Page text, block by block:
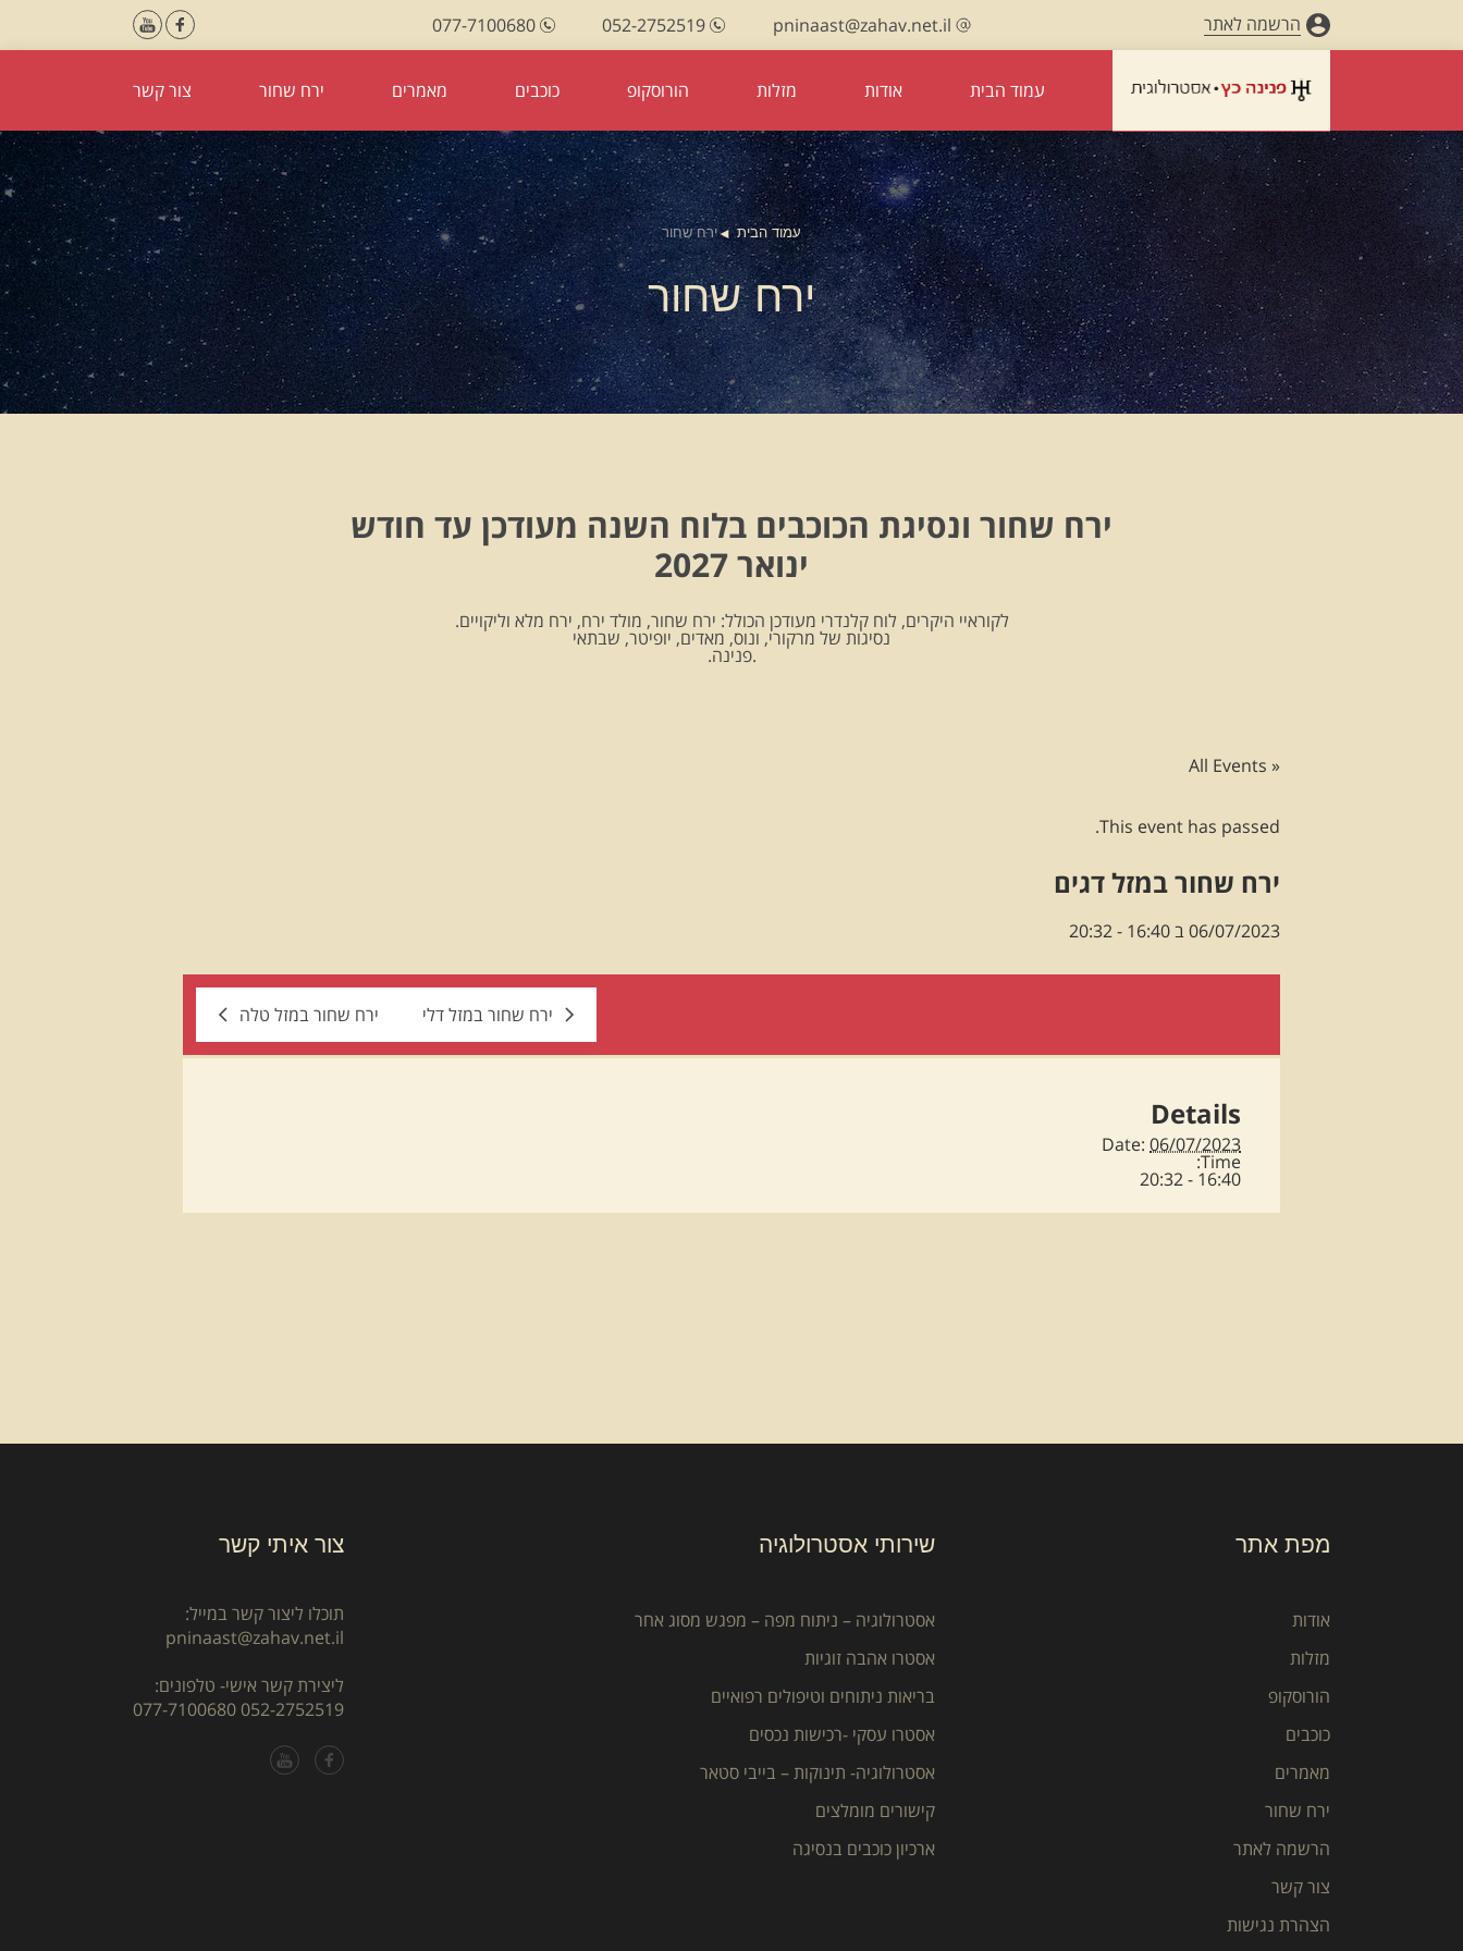
הרשמה לאתר pninaast@zahav.net.il
052-2752519
077-7100680
עמוד הבית אודות מזלות הורוסקופ כוכבים מאמרים ירח שחור צור קשר
עמוד הבית ירח שחור
ירח שחור
ירח שחור ונסיגת הכוכבים בלוח השנה מעודכן עד חודש
ינואר 2027
לקוראיי היקרים, לוח קלנדרי מעודכן הכולל: ירח שחור, מולד ירח, ירח מלא וליקויים.
נסיגות של מרקורי, ונוס, מאדים, יופיטר, שבתאי
.פנינה.
« All Events
This event has passed.
ירח שחור במזל דגים
06/07/2023 ב 16:40 -
20:32
ירח שחור במזל דלי ירח שחור במזל טלה
Details
Date: 06/07/2023
Time:
16:40 - 20:32
מפת אתר
אודות
מזלות
הורוסקופ
כוכבים
מאמרים
ירח שחור
הרשמה לאתר
צור קשר
הצהרת נגישות
שירותי אסטרולוגיה
אסטרולוגיה – ניתוח מפה – מפגש מסוג אחר
אסטרו אהבה זוגיות
בריאות ניתוחים וטיפולים רפואיים
אסטרו עסקי -רכישות נכסים
אסטרולוגיה- תינוקות – בייבי סטאר
קישורים מומלצים
ארכיון כוכבים בנסיגה
צור איתי קשר
תוכלו ליצור קשר במייל:
pninaast@zahav.net.il
ליצירת קשר אישי- טלפונים:
052-2752519
077-7100680